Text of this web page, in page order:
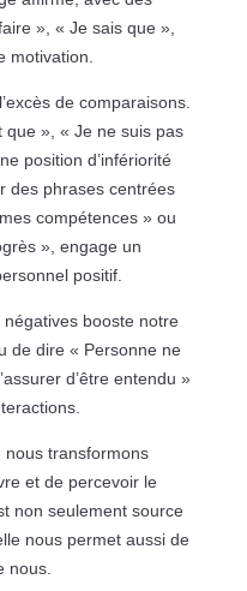
», « Je sais que »,
motivation.
de comparaisons.
que », « Je ne suis pas
position d’infériorité
des phrases centrées
compétences » ou
», engage un
positif.
booste notre
de dire « Personne ne
d’être entendu »
nous transformons
et de percevoir le
non seulement source
nous permet aussi de
nous.